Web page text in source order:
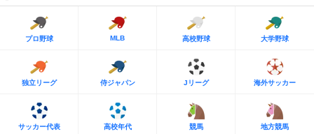
プロ野球 MLB 高校野球 大学野球
独立リーグ 侍ジャパン Jリーグ 海外サッカー
サッカー代表 高校年代 競馬 地方競馬